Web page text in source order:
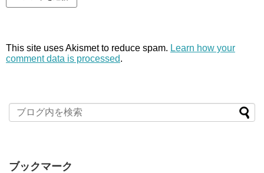
This site uses Akismet to reduce spam. Learn how your
comment data is processed.
ブックマーク